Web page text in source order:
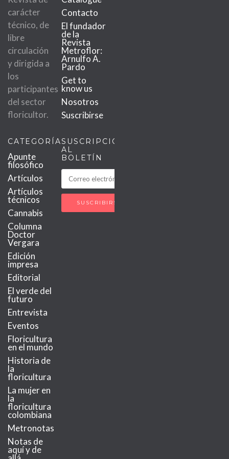
carácter
técnico, de
libre
circulación
y dirigida a
los
participantes
del sector
floricultor.
Contacto
El fundador
de la
Revista
Metroflor:
Arnulfo A.
Pardo
Get to
know us
Nosotros
Suscribirse
CATEGORÍAS
Apunte
filosófico
Artículos
Artículos
técnicos
Cannabis
Columna
Doctor
Vergara
Edición
impresa
Editorial
El verde del
futuro
Entrevista
Eventos
Floricultura
en el mundo
Historia de
la
floricultura
La mujer en
la
floricultura
colombiana
Metronotas
Notas de
aquí y de
SUSCRIPCIÓN
AL
BOLETÍN